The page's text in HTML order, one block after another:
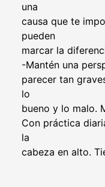
una
causa que te
pueden
marcar la
-Mantén una
parecer tan
lo
bueno y lo malo.
Con práctica
la
cabeza en alto.